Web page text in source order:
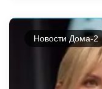
Новости Дома-2